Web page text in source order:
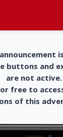
buttons and
are not active.
free to
of this